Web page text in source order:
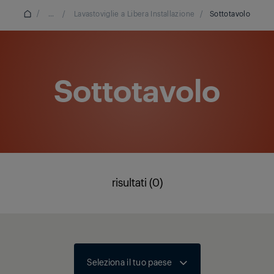
/ ... / Lavastoviglie a Libera Installazione / Sottotavolo
Sottotavolo
risultati (0)
Seleziona il tuo paese